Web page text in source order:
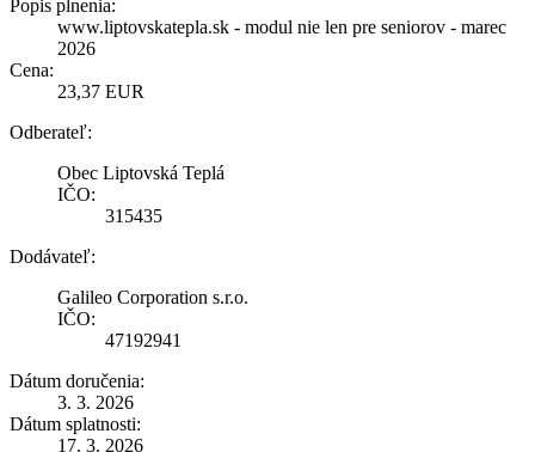
Popis plnenia:
www.liptovskatepla.sk - modul nie len pre seniorov - marec
2026
Cena:
23,37 EUR
Odberateľ:
Obec Liptovská Teplá
IČO:
315435
Dodávateľ:
Galileo Corporation s.r.o.
IČO:
47192941
Dátum doručenia:
3. 3. 2026
Dátum splatnosti:
17. 3. 2026